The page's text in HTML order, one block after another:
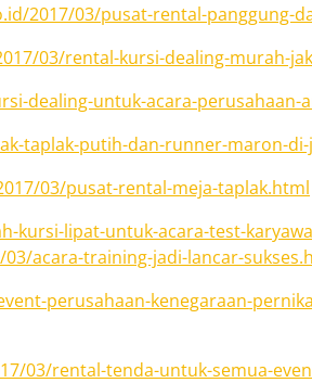
2017/03/pusat-rental-panggung-
03/rental-kursi-dealing-murah-
dealing-untuk-acara-perusahaan-
taplak-putih-dan-runner-maron-
03/pusat-rental-meja-taplak.html
kursi-lipat-untuk-acara-test-
acara-training-jadi-lancar-
perusahaan-kenegaraan-
03/rental-tenda-untuk-semua-